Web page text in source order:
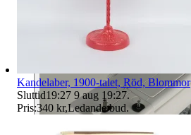
Kandelaber, 1900-talet, Röd, Blommor
Sluttid19:27 9 aug 19:27.
Pris:340 kr,Ledande bud.